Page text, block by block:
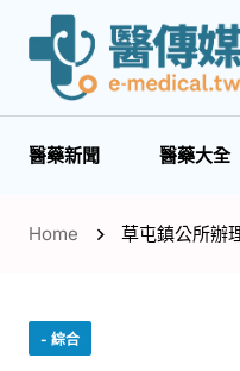
醫藥新聞 醫藥大全
Home 草屯鎮公所辦
- 綜合